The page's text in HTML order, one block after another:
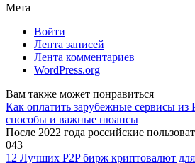
Мета
Войти
Лента записей
Лента комментариев
WordPress.org
Вам также может понравиться
Как оплатить зарубежные сервисы из
способы и важные нюансы
После 2022 года российские
043
12 Лучших P2P бирж криптовалют